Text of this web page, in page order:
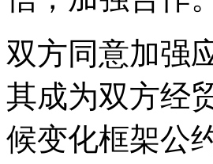
双方同意加强
其成为双方经
候变化框架公